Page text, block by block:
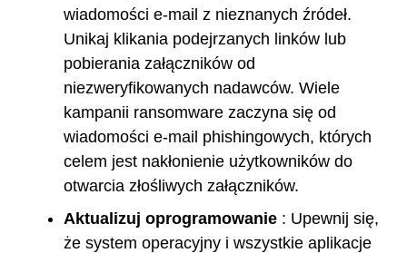
wiadomości e-mail z nieznanych źródeł.
Unikaj klikania podejrzanych linków lub
pobierania załączników od
niezweryfikowanych nadawców. Wiele
kampanii ransomware zaczyna się od
wiadomości e-mail phishingowych, których
celem jest nakłonienie użytkowników do
otwarcia złośliwych załączników.
Aktualizuj oprogramowanie : Upewnij się,
że system operacyjny i wszystkie aplikacje